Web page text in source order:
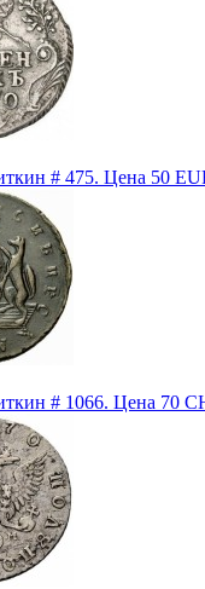
# 475. Цена 50
# 1066. Цена 70